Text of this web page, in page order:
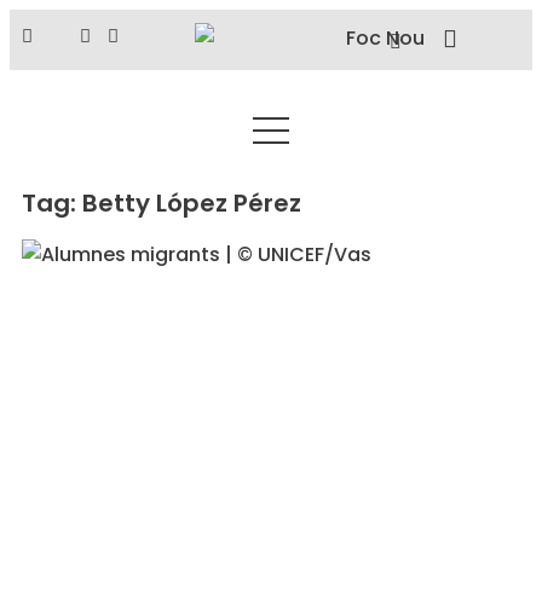
Tag: Betty López Pérez